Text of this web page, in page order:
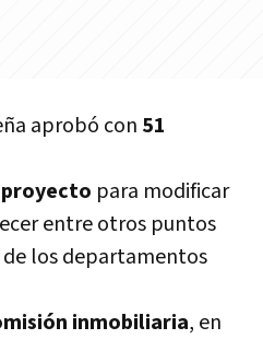
aprobó con 51
proyecto para modificar
entre otros puntos
de los departamentos
inmobiliaria, en